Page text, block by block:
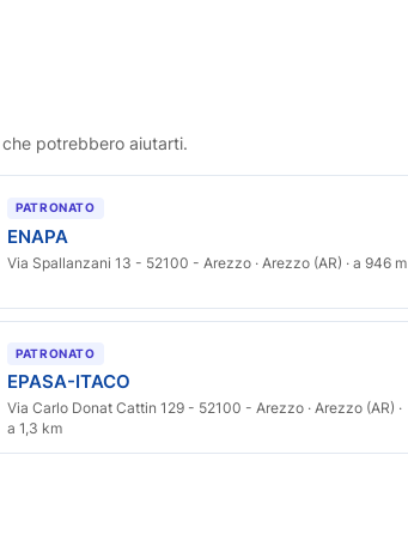
potrebbero aiutarti.
PATRONATO
ENAPA
Via Spallanzani 13 - 52100 - Arezzo · Arezzo (AR) · a 946 m
PATRONATO
EPASA-ITACO
Via Carlo Donat Cattin 129 - 52100 - Arezzo · Arezzo (AR) ·
a 1,3 km